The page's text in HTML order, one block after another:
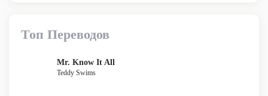
Топ Переводов
Mr. Know It All
Teddy Swims